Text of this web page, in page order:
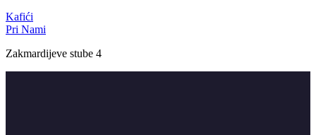
Kafići
Pri Nami
Zakmardijeve stube 4